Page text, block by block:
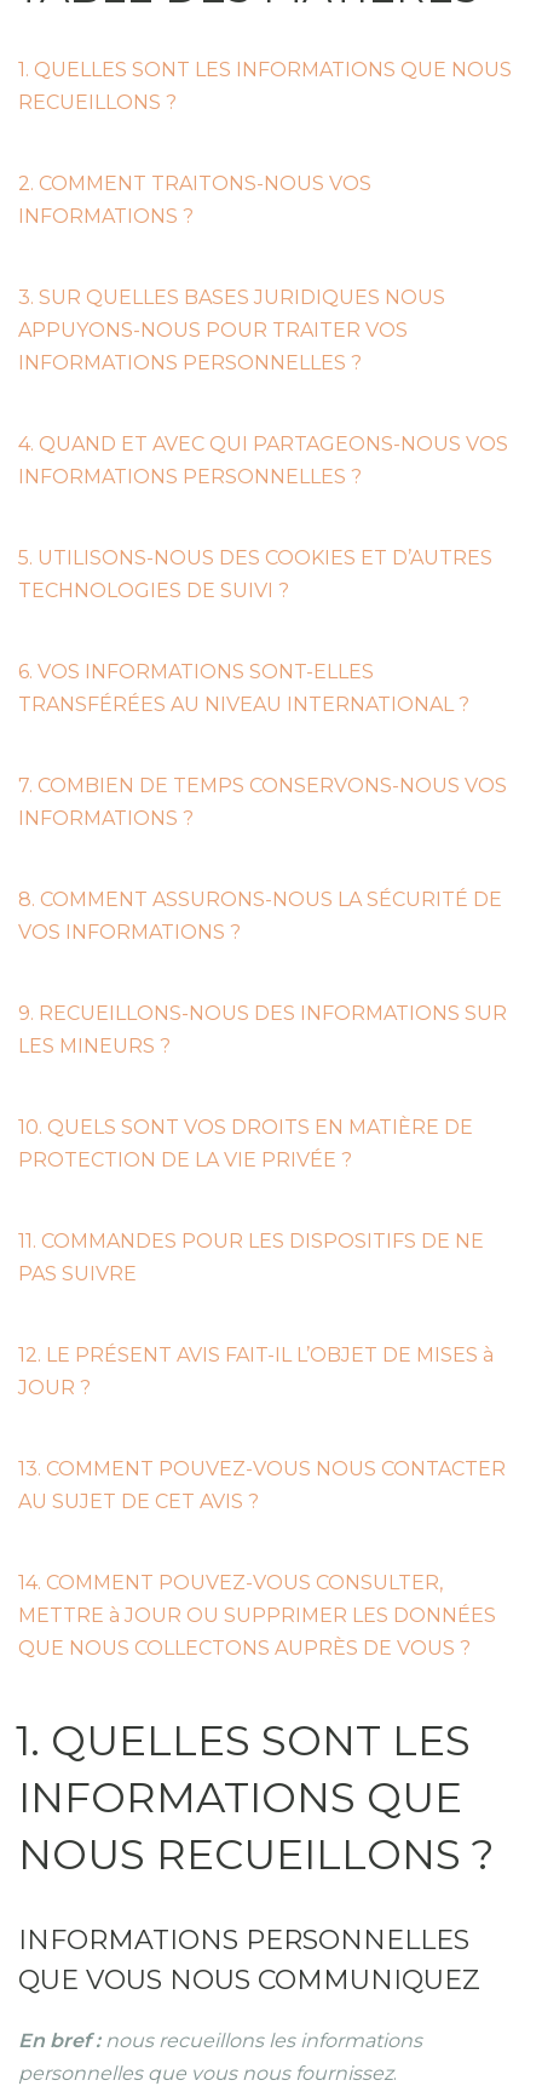
1. QUELLES SONT LES INFORMATIONS QUE NOUS
RECUEILLONS ?
2. COMMENT TRAITONS-NOUS VOS
INFORMATIONS ?
3. SUR QUELLES BASES JURIDIQUES NOUS
APPUYONS-NOUS POUR TRAITER VOS
INFORMATIONS PERSONNELLES ?
4. QUAND ET AVEC QUI PARTAGEONS-NOUS VOS
INFORMATIONS PERSONNELLES ?
5. UTILISONS-NOUS DES COOKIES ET D’AUTRES
TECHNOLOGIES DE SUIVI ?
6. VOS INFORMATIONS SONT-ELLES
TRANSFÉRÉES AU NIVEAU INTERNATIONAL ?
7. COMBIEN DE TEMPS CONSERVONS-NOUS VOS
INFORMATIONS ?
8. COMMENT ASSURONS-NOUS LA SÉCURITÉ DE
VOS INFORMATIONS ?
9. RECUEILLONS-NOUS DES INFORMATIONS SUR
LES MINEURS ?
10. QUELS SONT VOS DROITS EN MATIÈRE DE
PROTECTION DE LA VIE PRIVÉE ?
11. COMMANDES POUR LES DISPOSITIFS DE NE
PAS SUIVRE
12. LE PRÉSENT AVIS FAIT-IL L’OBJET DE MISES à
JOUR ?
13. COMMENT POUVEZ-VOUS NOUS CONTACTER
AU SUJET DE CET AVIS ?
14. COMMENT POUVEZ-VOUS CONSULTER,
METTRE à JOUR OU SUPPRIMER LES DONNÉES
QUE NOUS COLLECTONS AUPRÈS DE VOUS ?
1. QUELLES SONT LES
INFORMATIONS QUE
NOUS RECUEILLONS ?
INFORMATIONS PERSONNELLES
QUE VOUS NOUS COMMUNIQUEZ
En bref : nous recueillons les informations
personnelles que vous nous fournissez.